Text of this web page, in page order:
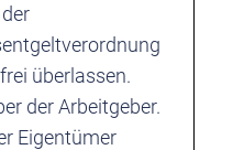
überlassen.
der Arbeitgeber.
Eigentümer